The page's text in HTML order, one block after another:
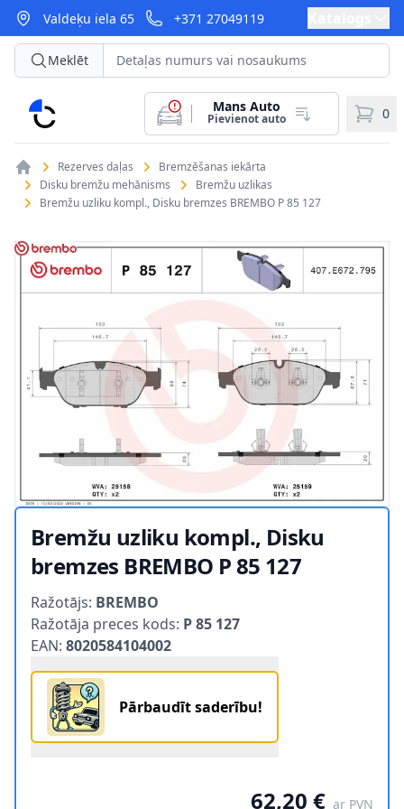
Valdeķu iela 65 +371 27049119
CarParts
Meklēt
Mans Auto
Pievienot auto 0
Rezerves daļas
Bremzēšanas iekārta
Disku bremžu mehānisms
Bremžu uzlikas
Bremžu uzliku kompl., Disku bremzes BREMBO P 85 127
Bremžu uzliku kompl., Disku
bremzes BREMBO P 85 127
Ražotājs: BREMBO
Ražotāja preces kods: P 85 127
EAN: 8020584104002
Pārbaudīt saderību!
62,20 € ar PVN